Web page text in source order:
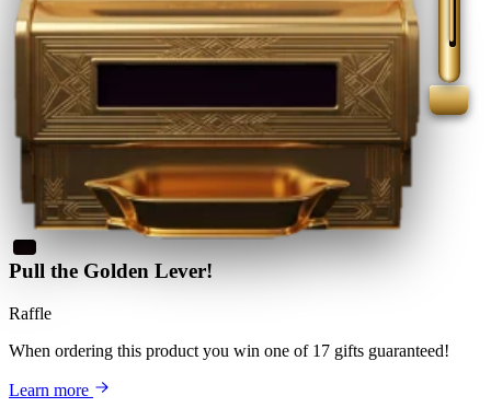
Pull the Golden Lever!
Raffle
When ordering this product you win one of 17 gifts guaranteed!
Learn more